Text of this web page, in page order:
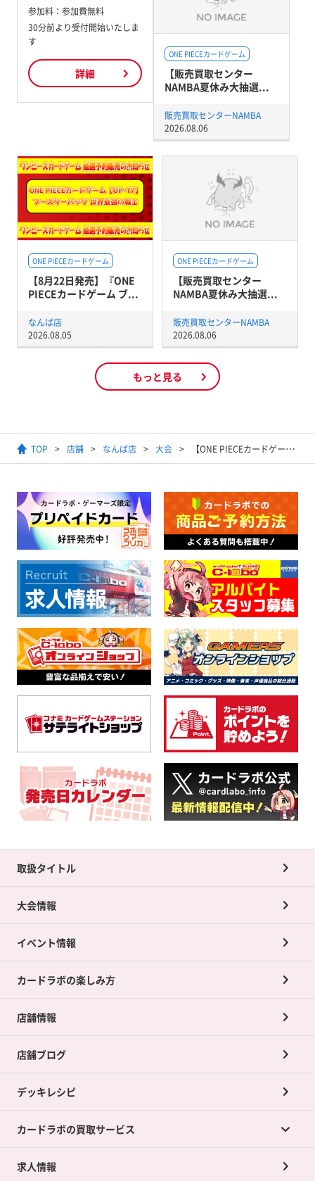
参加料： 参加費無料
30分前より受付開始いたしま
す
詳細
ONE PIECEカードゲーム
【販売買取センター
NAMBA夏休み大抽選...
販売買取センターNAMBA
2026.08.06
ONE PIECEカードゲーム
【販売買取センター
NAMBA夏休み大抽選...
販売買取センターNAMBA
2026.08.06
ONE PIECEカードゲーム
【8月22日発売】『ONE
PIECEカードゲーム ブ...
なんば店
2026.08.05
もっと見る
TOP 店舗 なんば店 大会 【ONE PIECEカードゲーム】8パックバトル
取扱タイトル
大会情報
イベント情報
カードラボの楽しみ方
店舗情報
店舗ブログ
デッキレシピ
カードラボの買取サービス
カードラボの買取サービスTOP
求人情報